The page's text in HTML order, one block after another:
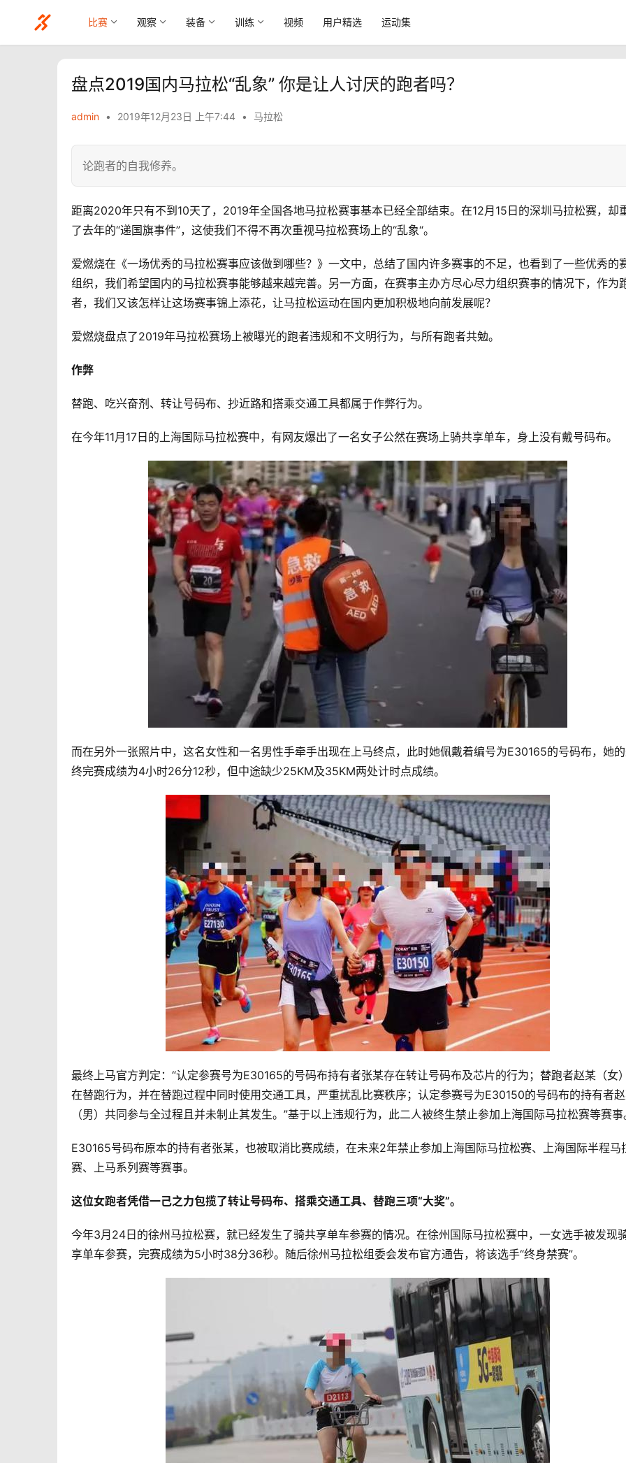
比赛 观察 装备 训练 视频 用户精选 运动集
盘点2019国内马拉松“乱象” 你是让人讨厌的跑者吗？
admin • 2019年12月23日 上午7:44 • 马拉松
论跑者的自我修养。
距离2020年只有不到10天了，2019年全国各地马拉松赛事基本已经全部结束。在12月15日的深圳马拉松赛，却
了去年的“递国旗事件”，这使我们不得不再次重视马拉松赛场上的“乱象“。
爱燃烧在《一场优秀的马拉松赛事应该做到哪些？》一文中，总结了国内许多赛事的不足，也看到了一些优秀的
组织，我们希望国内的马拉松赛事能够越来越完善。另一方面，在赛事主办方尽心尽力组织赛事的情况下，作为
者，我们又该怎样让这场赛事锦上添花，让马拉松运动在国内更加积极地向前发展呢？
爱燃烧盘点了2019年马拉松赛场上被曝光的跑者违规和不文明行为，与所有跑者共勉。
作弊
替跑、吃兴奋剂、转让号码布、抄近路和搭乘交通工具都属于作弊行为。
在今年11月17日的上海国际马拉松赛中，有网友爆出了一名女子公然在赛场上骑共享单车，身上没有戴号码布。
而在另外一张照片中，这名女性和一名男性手牵手出现在上马终点，此时她佩戴着编号为E30165的号码布，她
终完赛成绩为4小时26分12秒，但中途缺少25KM及35KM两处计时点成绩。
最终上马官方判定：“认定参赛号为E30165的号码布持有者张某存在转让号码布及芯片的行为；替跑者赵某（女
在替跑行为，并在替跑过程中同时使用交通工具，严重扰乱比赛秩序；认定参赛号为E30150的号码布的持有者
（男）共同参与全过程且并未制止其发生。”基于以上违规行为，此二人被终生禁止参加上海国际马拉松赛等赛事
E30165号码布原本的持有者张某，也被取消比赛成绩，在未来2年禁止参加上海国际马拉松赛、上海国际半程马
赛、上马系列赛等赛事。
这位女跑者凭借一己之力包揽了转让号码布、搭乘交通工具、替跑三项“大奖”。
今年3月24日的徐州马拉松赛，就已经发生了骑共享单车参赛的情况。 在徐州国际马拉松赛中，一女选手被发现
享单车参赛，完赛成绩为5小时38分36秒。随后徐州马拉松组委会发布官方通告，将该选手“终身禁赛”。